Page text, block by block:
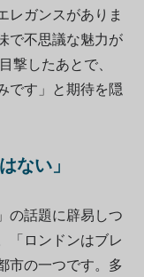
レガンスがありま
で不思議な魅力が
撃したあとで、
です」と期待を隠
ない」
の話題に辟易しつ
「ロンドンはブレ
市の一つです。多